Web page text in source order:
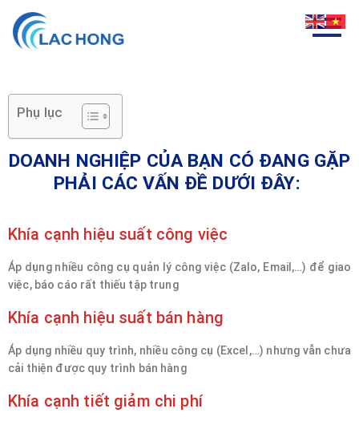
Phụ lục
DOANH NGHIỆP CỦA BẠN CÓ ĐANG GẶP
PHẢI CÁC VẤN ĐỀ DƯỚI ĐÂY:
Khía cạnh hiệu suất công việc
Áp dụng nhiều công cụ quản lý công việc (Zalo, Email,…) để giao
việc, báo cáo rất thiếu tập trung
Khía cạnh hiệu suất bán hàng
Áp dụng nhiều quy trình, nhiều công cụ (Excel,…) nhưng vẫn chưa
cải thiện được quy trình bán hàng
Khía cạnh tiết giảm chi phí